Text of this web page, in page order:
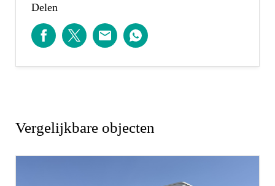
koffie is er Mamamo! Een fijne plek waar ouders
kunnen ontspannen terwijl de kinderen spelen.
De wijk is uitstekend bereikbaar via het
om actief te zijn.
Kortom, Nesselande biedt voor ieder wat wils: een
Delen
Vergelijkbare objecten